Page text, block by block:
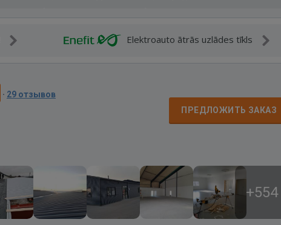
Elektroauto ātrās uzlādes tīkls
· 29 отзывов
ПРЕДЛОЖИТЬ ЗАКАЗ
+554